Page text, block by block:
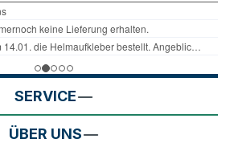
SERVICE
ÜBER UNS